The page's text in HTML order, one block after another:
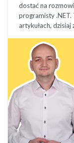
dostać na
programisty .NET.
artykułach, dzisiaj